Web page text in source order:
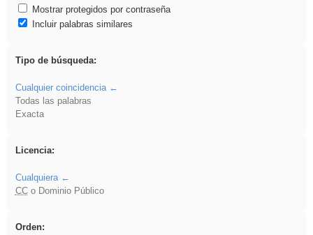
Mostrar protegidos por contraseña
Incluir palabras similares
Tipo de búsqueda:
Cualquier coincidencia
Todas las palabras
Exacta
Licencia:
Cualquiera
CCo Dominio Público
Orden: